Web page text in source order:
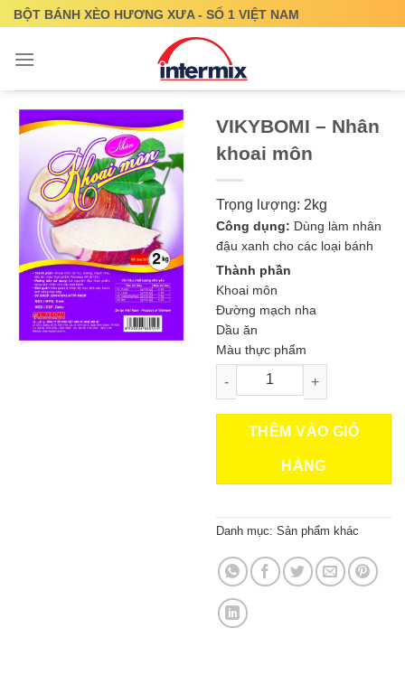
Skip
content
BỘT BÁNH XÈO HƯƠNG XƯA - SỐ 1 VIỆT NAM
VIKYBOMI – Nhân
khoai môn
Trọng lượng: 2kg
Công dụng: Dùng làm nhân
đậu xanh cho các loại bánh
Thành phần
Khoai môn
Đường mạch nha
Dầu ăn
Màu thực phẩm
VIKYBOMI - Nhân khoai môn
THÊM VÀO GIỎ
HÀNG
Danh mục: Sản phẩm khác